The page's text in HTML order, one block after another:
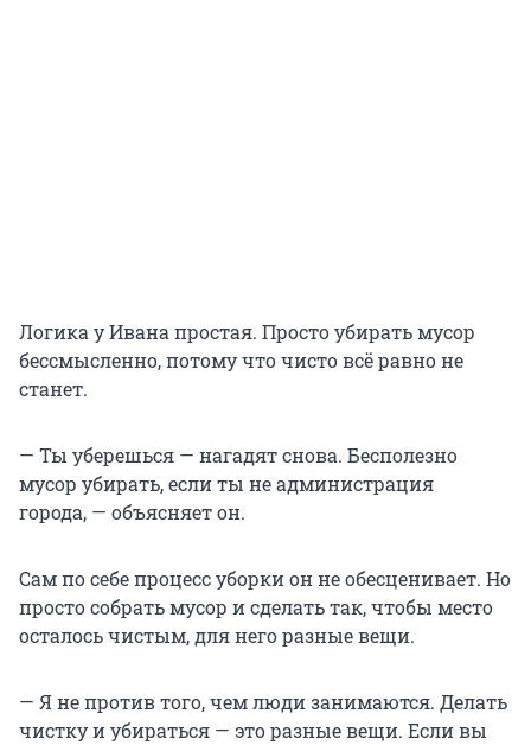
Логика у Ивана простая. Просто убирать мусор
бессмысленно, потому что чисто всё равно не
станет.
— Ты уберешься — нагадят снова. Бесполезно
мусор убирать, если ты не администрация
города, — объясняет он.
Сам по себе процесс уборки он не обесценивает. Но
просто собрать мусор и сделать так, чтобы место
осталось чистым, для него разные вещи.
— Я не против того, чем люди занимаются. Делать
чистку и убираться — это разные вещи. Если вы